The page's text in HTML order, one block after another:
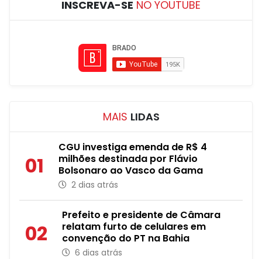
INSCREVA-SE NO YOUTUBE
MAIS LIDAS
01
CGU investiga emenda de R$ 4
milhões destinada por Flávio
Bolsonaro ao Vasco da Gama
2 dias atrás
02
Prefeito e presidente de Câmara
relatam furto de celulares em
convenção do PT na Bahia
6 dias atrás